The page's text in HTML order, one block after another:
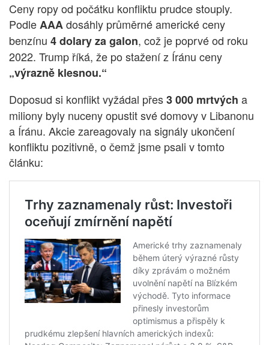
Ceny ropy od počátku konfliktu prudce stouply.
PodleAAAdosáhly průměrné americké ceny
benzínu 4 dolary za galon, což je poprvé od roku
2022. Trump říká, že po stažení z Íránu ceny
„výrazně klesnou.“
Doposud si konflikt vyžádal přes3 000 mrtvých a
miliony byly nuceny opustit své domovy v Libanonu
a Íránu. Akcie zareagovaly na signály ukončení
konfliktu pozitivně, o čemž jsme psali v tomto
článku: